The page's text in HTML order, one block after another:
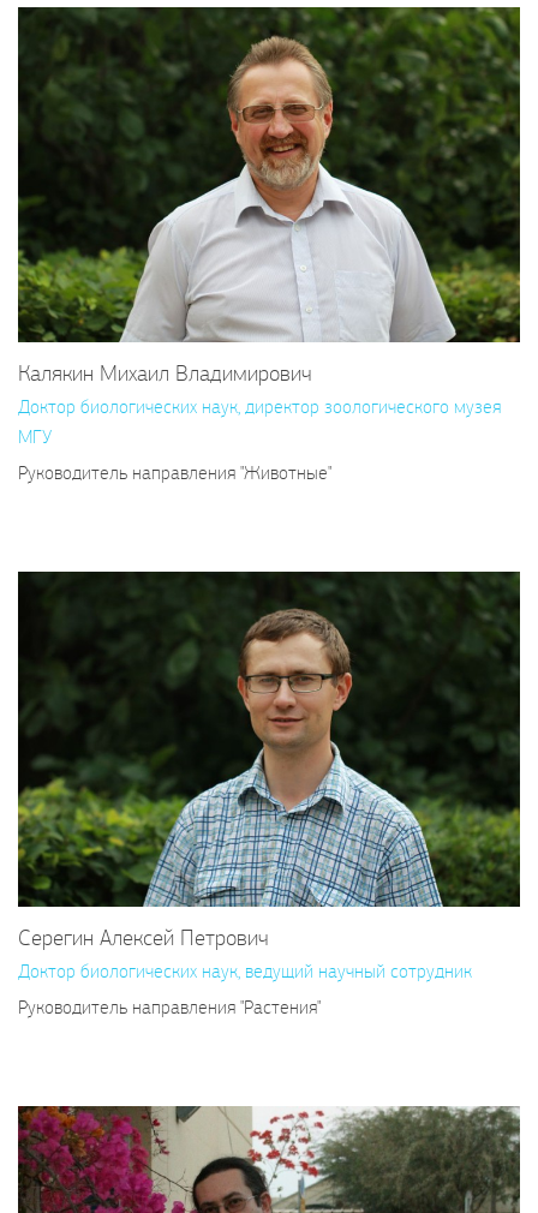
Калякин Михаил Владимирович
Доктор биологических наук, директор зоологического музея
МГУ
Руководитель направления "Животные"
Серегин Алексей Петрович
Доктор биологических наук, ведущий научный сотрудник
Руководитель направления "Растения"